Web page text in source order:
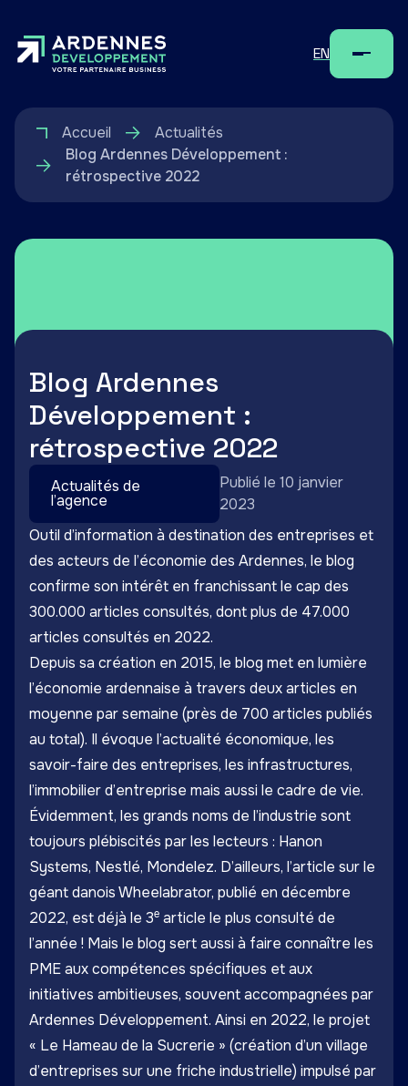
EN Menu
Accueil
Actualités
Blog Ardennes Développement :
rétrospective 2022
Blog Ardennes
Développement :
rétrospective 2022
Actualités de
l’agence
Publié le 10 janvier
2023
Outil d’information à destination des entreprises et
des acteurs de l’économie des Ardennes, le blog
confirme son intérêt en franchissant le cap des
300.000 articles consultés, dont plus de 47.000
articles consultés en 2022.
Depuis sa création en 2015, le blog met en lumière
l’économie ardennaise à travers deux articles en
moyenne par semaine (près de 700 articles publiés
au total). Il évoque l’actualité économique, les
savoir-faire des entreprises, les infrastructures,
l’immobilier d’entreprise mais aussi le cadre de vie.
Évidemment, les grands noms de l’industrie sont
toujours plébiscités par les lecteurs : Hanon
Systems, Nestlé, Mondelez. D’ailleurs, l’article sur le
géant danoisWheelabrator, publié en décembre
2022, est déjà le 3e article le plus consulté de
l’année ! Mais le blog sert aussi à faire connaître les
PME aux compétences spécifiques et aux
initiatives ambitieuses, souvent accompagnées par
Ardennes Développement. Ainsi en 2022, le projet
« Le Hameau de la Sucrerie » (création d’un village
d’entreprises sur une friche industrielle) impulsé par